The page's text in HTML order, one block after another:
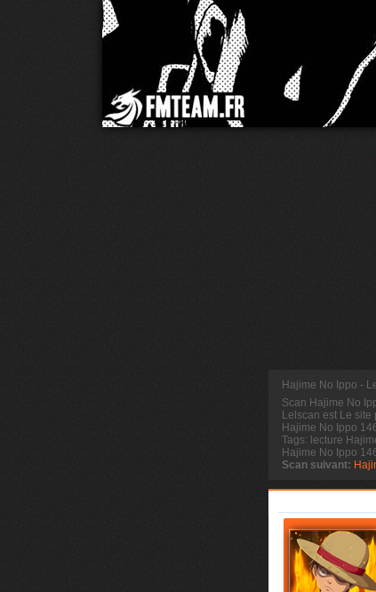
Hajime No Ippo -
Scan Hajime No
Lelscan est Le site
Hajime No Ippo
Tags: lecture
Hajime No Ippo
Scan suivant: